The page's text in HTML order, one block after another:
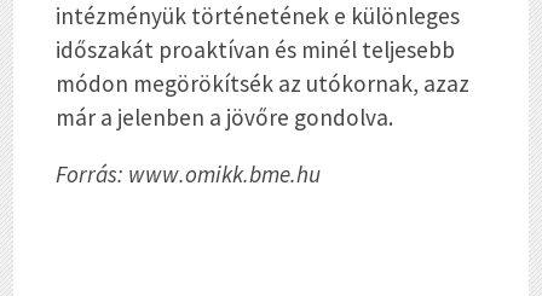
intézményük történetének e különleges
időszakát proaktívan és minél teljesebb
módon megörökítsék az utókornak, azaz
már a jelenben a jövőre gondolva.
Forrás: www.omikk.bme.hu